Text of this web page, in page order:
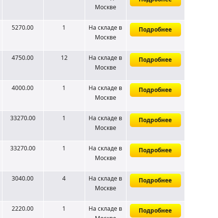
Москве
5270.00 1 На складе в
Москве
Подробнее
4750.00 12 На складе в
Москве
Подробнее
4000.00 1 На складе в
Москве
Подробнее
33270.00 1 На складе в
Москве
Подробнее
33270.00 1 На складе в
Москве
Подробнее
3040.00 4 На складе в
Москве
Подробнее
2220.00 1 На складе в
Подробнее